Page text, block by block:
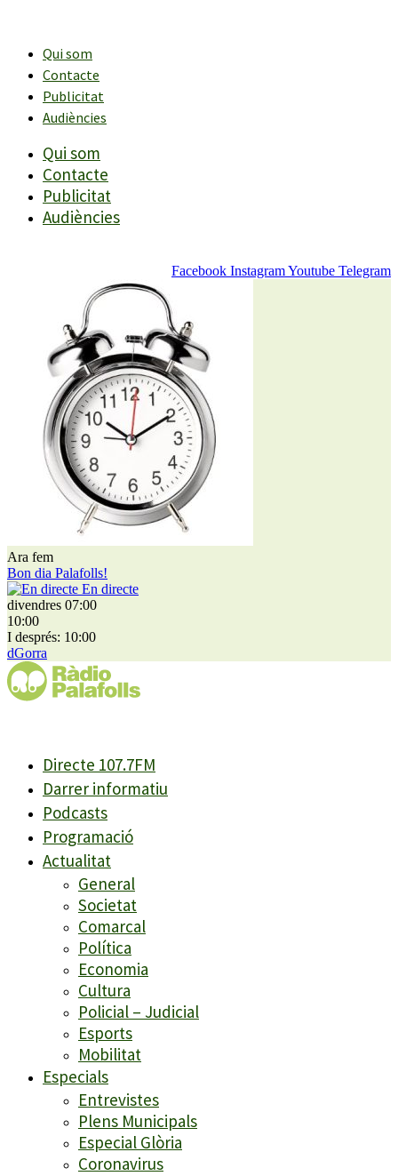
contingutQui som
Contacte
Publicitat
Audiències
Qui som
Contacte
Publicitat
Audiències
Facebook InstagramYoutube Telegram
Ara fem
Bon dia Palafolls!
En directe
divendres 07:00
10:00
I després: 10:00
dGorra
Directe 107.7FM
Darrer informatiu
Podcasts
Programació
Actualitat
General
Societat
Comarcal
Política
Economia
Cultura
Policial – Judicial
Esports
Mobilitat
Especials
Entrevistes
Plens Municipals
Especial Glòria
Coronavirus